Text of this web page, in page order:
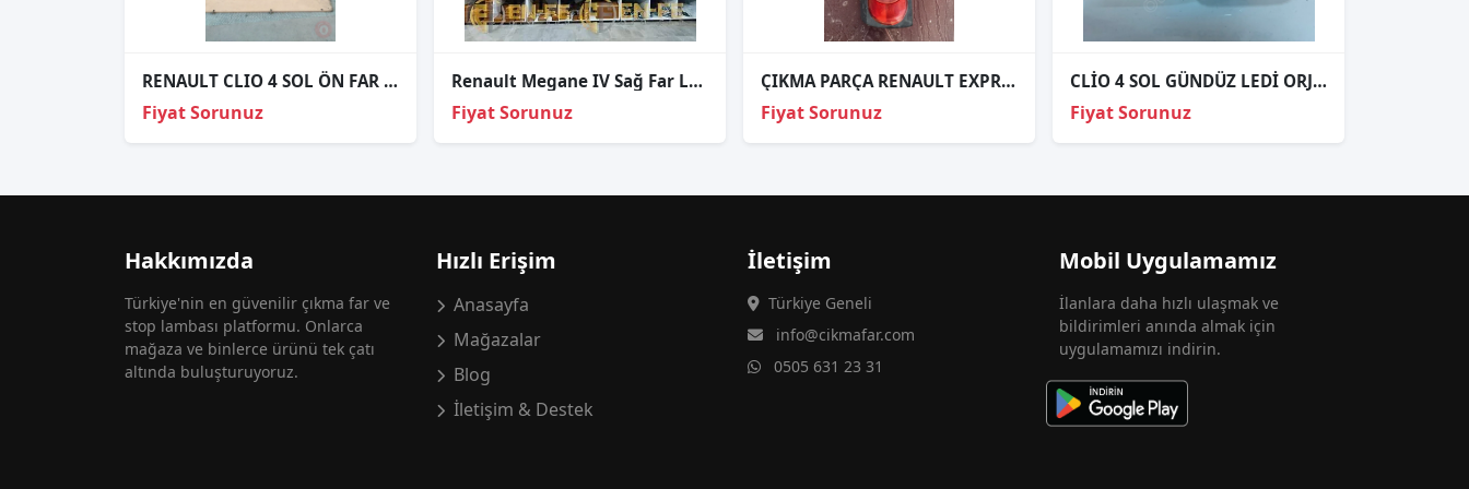
RENAULT CLIO 4 SOL ÖN FAR ORJINAL ÇIKMA PARÇA
Fiyat Sorunuz
Renault Megane IV Sağ Far Led Modülü 285753299R
Fiyat Sorunuz
ÇIKMA PARÇA RENAULT EXPRESS SOL ARKA STOP
Fiyat Sorunuz
CLİO 4 SOL GÜNDÜZ LEDİ ORJİNAL
Fiyat Sorunuz
Hakkımızda
Türkiye'nin en güvenilir çıkma far ve
stop lambası platformu. Onlarca
mağaza ve binlerce ürünü tek çatı
altında buluşturuyoruz.
Hızlı Erişim
Anasayfa
Mağazalar
Blog
İletişim & Destek
İletişim
Türkiye Geneli
info@cikmafar.com
0505 631 23 31
Mobil Uygulamamız
İlanlara daha hızlı ulaşmak ve
bildirimleri anında almak için
uygulamamızı indirin.